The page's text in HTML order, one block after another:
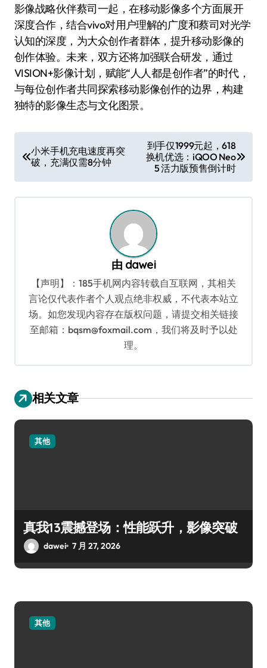
影像战略伙伴蔡司一起，在移动影像多个方面展开
深度合作，结合vivo对用户理解的广度和蔡司对光学
认知的深度，为大众创作者群体，提升移动影像的
创作体验。未来，双方还将加强联合研发，通过
VISION+影像计划，赋能“人人都是创作者”的时代，
与每位创作者共同探索移动影像创作的边界，构建
独特的影像生态与文化图景。
章
导
航
小米手机充电速度再突
破，充满仅需8分钟
到手仅1999元起，618
换机优选：iQOO Neo
5 活力版预售倒计时
由 dawei
【声明】：185手机网内容转载自互联网，其相关
言论仅代表作者个人观点绝非权威，不代表本站立
场。如您发现内容存在版权问题，请提交相关链接
至邮箱：bqsm@foxmail.com，我们将及时予以处
理。
相关文章
其他
真我13震撼登场：性能跃升，影像突破
dawei 7 月 27, 2026
其他